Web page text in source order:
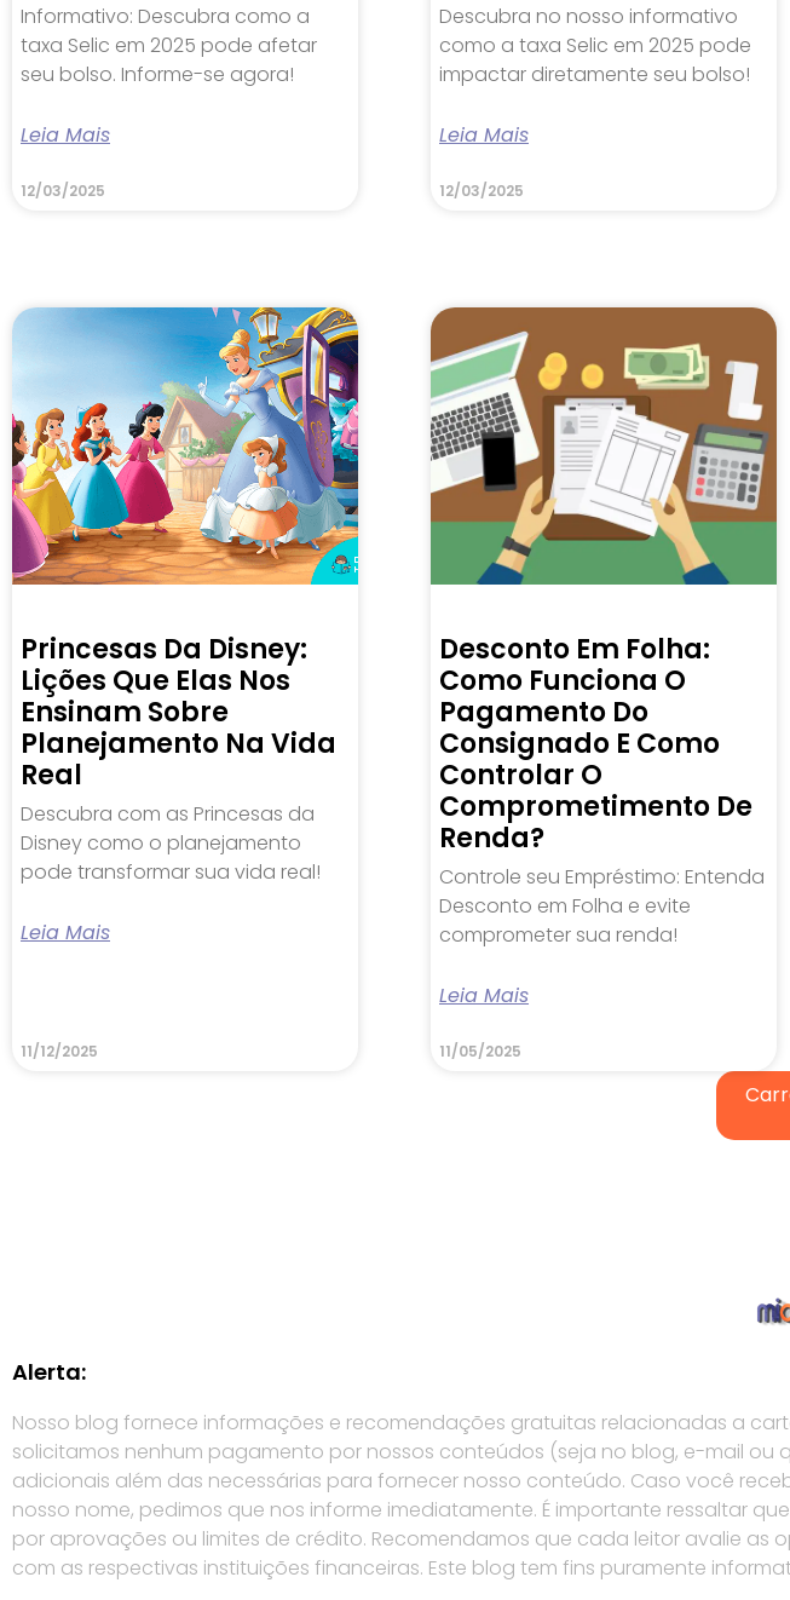
Informativo: Descubra como a
taxa Selic em 2025 pode afetar
seu bolso. Informe-se agora!
Leia Mais
12/03/2025
Descubra no nosso informativo
como a taxa Selic em 2025 pode
impactar diretamente seu bolso!
Leia Mais
12/03/2025
Princesas Da Disney:
Lições Que Elas Nos
Ensinam Sobre
Planejamento Na Vida
Real
Descubra com as Princesas da
Disney como o planejamento
pode transformar sua vida real!
Leia Mais
11/12/2025
Desconto Em Folha:
Como Funciona O
Pagamento Do
Consignado E Como
Controlar O
Comprometimento De
Renda?
Controle seu Empréstimo: Entenda
Desconto em Folha e evite
comprometer sua renda!
Leia Mais
11/05/2025
Alerta:
Nosso blog fornece informações e recomendações gratuitas relacionadas a
solicitamos nenhum pagamento por nossos conteúdos (seja no blog, e-mail
adicionais além das necessárias para fornecer nosso conteúdo. Caso você
nosso nome, pedimos que nos informe imediatamente. É importante ressaltar
por aprovações ou limites de crédito. Recomendamos que cada leitor avalie
com as respectivas instituições financeiras. Este blog tem fins puramente